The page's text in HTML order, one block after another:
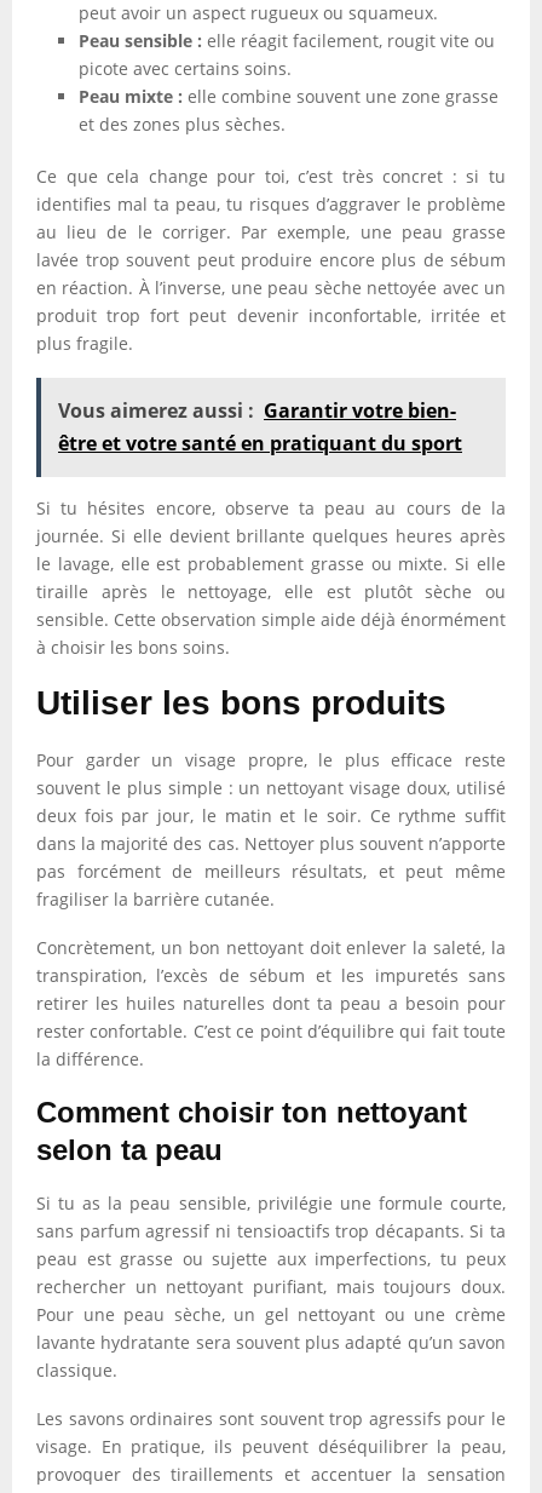
peut avoir un aspect rugueux ou squameux.
Peau sensible : elle réagit facilement, rougit vite ou
picote avec certains soins.
Peau mixte : elle combine souvent une zone grasse
et des zones plus sèches.
Ce que cela change pour toi, c’est très concret : si tu
identifies mal ta peau, tu risques d’aggraver le problème
au lieu de le corriger. Par exemple, une peau grasse
lavée trop souvent peut produire encore plus de sébum
en réaction. À l’inverse, une peau sèche nettoyée avec un
produit trop fort peut devenir inconfortable, irritée et
plus fragile.
Vous aimerez aussi : Garantir votre bien-
être et votre santé en pratiquant du sport
Si tu hésites encore, observe ta peau au cours de la
journée. Si elle devient brillante quelques heures après
le lavage, elle est probablement grasse ou mixte. Si elle
tiraille après le nettoyage, elle est plutôt sèche ou
sensible. Cette observation simple aide déjà énormément
à choisir les bons soins.
Utiliser les bons produits
Pour garder un visage propre, le plus efficace reste
souvent le plus simple : un nettoyant visage doux, utilisé
deux fois par jour, le matin et le soir. Ce rythme suffit
dans la majorité des cas. Nettoyer plus souvent n’apporte
pas forcément de meilleurs résultats, et peut même
fragiliser la barrière cutanée.
Concrètement, un bon nettoyant doit enlever la saleté, la
transpiration, l’excès de sébum et les impuretés sans
retirer les huiles naturelles dont ta peau a besoin pour
rester confortable. C’est ce point d’équilibre qui fait toute
la différence.
Comment choisir ton nettoyant
selon ta peau
Si tu as la peau sensible, privilégie une formule courte,
sans parfum agressif ni tensioactifs trop décapants. Si ta
peau est grasse ou sujette aux imperfections, tu peux
rechercher un nettoyant purifiant, mais toujours doux.
Pour une peau sèche, un gel nettoyant ou une crème
lavante hydratante sera souvent plus adapté qu’un savon
classique.
Les savons ordinaires sont souvent trop agressifs pour le
visage. En pratique, ils peuvent déséquilibrer la peau,
provoquer des tiraillements et accentuer la sensation